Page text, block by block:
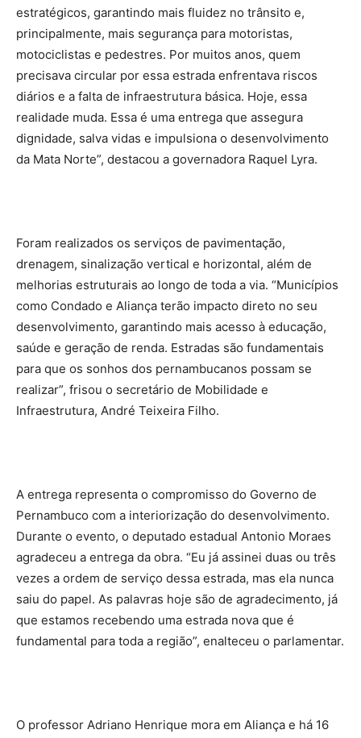
estratégicos, garantindo mais fluidez no trânsito e,
principalmente, mais segurança para motoristas,
motociclistas e pedestres. Por muitos anos, quem
precisava circular por essa estrada enfrentava riscos
diários e a falta de infraestrutura básica. Hoje, essa
realidade muda. Essa é uma entrega que assegura
dignidade, salva vidas e impulsiona o desenvolvimento
da Mata Norte”, destacou a governadora Raquel Lyra.
Foram realizados os serviços de pavimentação,
drenagem, sinalização vertical e horizontal, além de
melhorias estruturais ao longo de toda a via. “Municípios
como Condado e Aliança terão impacto direto no seu
desenvolvimento, garantindo mais acesso à educação,
saúde e geração de renda. Estradas são fundamentais
para que os sonhos dos pernambucanos possam se
realizar”, frisou o secretário de Mobilidade e
Infraestrutura, André Teixeira Filho.
A entrega representa o compromisso do Governo de
Pernambuco com a interiorização do desenvolvimento.
Durante o evento, o deputado estadual Antonio Moraes
agradeceu a entrega da obra. “Eu já assinei duas ou três
vezes a ordem de serviço dessa estrada, mas ela nunca
saiu do papel. As palavras hoje são de agradecimento, já
que estamos recebendo uma estrada nova que é
fundamental para toda a região”, enalteceu o parlamentar.
O professor Adriano Henrique mora em Aliança e há 16